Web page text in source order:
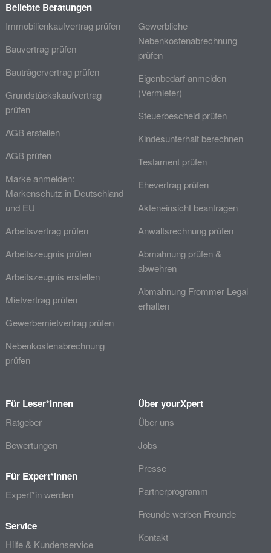
Beliebte Beratungen
Immobilienkaufvertrag prüfen
Bauvertrag prüfen
Bauträgervertrag prüfen
Grundstückskaufvertrag
prüfen
AGB erstellen
AGB prüfen
Marke anmelden:
Markenschutz in Deutschland
und EU
Arbeitsvertrag prüfen
Arbeitszeugnis prüfen
Arbeitszeugnis erstellen
Mietvertrag prüfen
Gewerbemietvertrag prüfen
Nebenkostenabrechnung
prüfen
Gewerbliche
Nebenkostenabrechnung
prüfen
Eigenbedarf anmelden
(Vermieter)
Steuerbescheid prüfen
Kindesunterhalt berechnen
Testament prüfen
Ehevertrag prüfen
Akteneinsicht beantragen
Anwaltsrechnung prüfen
Abmahnung prüfen &
abwehren
Abmahnung Frommer Legal
erhalten
Für Leser*innen
Ratgeber
Bewertungen
Für Expert*innen
Expert*in werden
Service
Hilfe & Kundenservice
Über yourXpert
Über uns
Jobs
Presse
Partnerprogramm
Freunde werben Freunde
Kontakt